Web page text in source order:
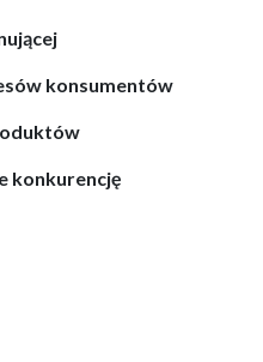
konsumentów
konkurencję